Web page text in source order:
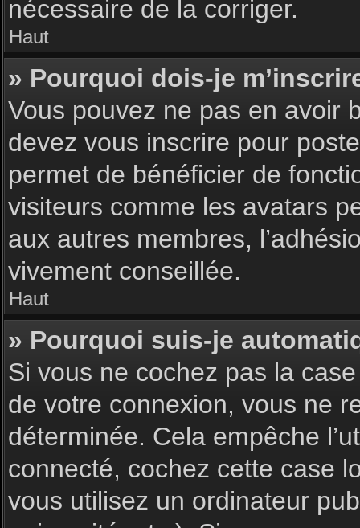
nécessaire de la corriger.
Haut
» Pourquoi dois-je
Vous pouvez ne pas en avoir
devez vous inscrire pour
permet de bénéficier de
visiteurs comme les avatars
aux autres membres,
vivement conseillée.
Haut
» Pourquoi suis-je
Si vous ne cochez pas la
de votre connexion, vous ne
déterminée. Cela empêche
connecté, cochez cette case
vous utilisez un ordinateur